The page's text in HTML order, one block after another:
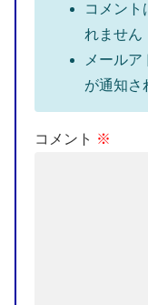
コメント
れません
メール
が通知さ
コメント ※